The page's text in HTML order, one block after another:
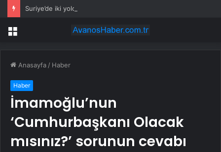
Suriye’de iki yolcu otobüsü çarpıştı: 35 ölü, 30 yaralı
Menü
Anasayfa / Haber
Haber
İmamoğlu’nun
‘Cumhurbaşkanı Olacak
mısınız?’ sorunun cevabı